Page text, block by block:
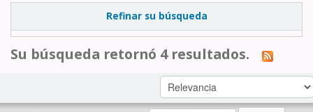
Refinar su búsqueda
Su búsqueda retornó 4 resultados.